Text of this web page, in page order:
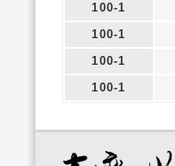
100-1
100-1
100-1
100-1